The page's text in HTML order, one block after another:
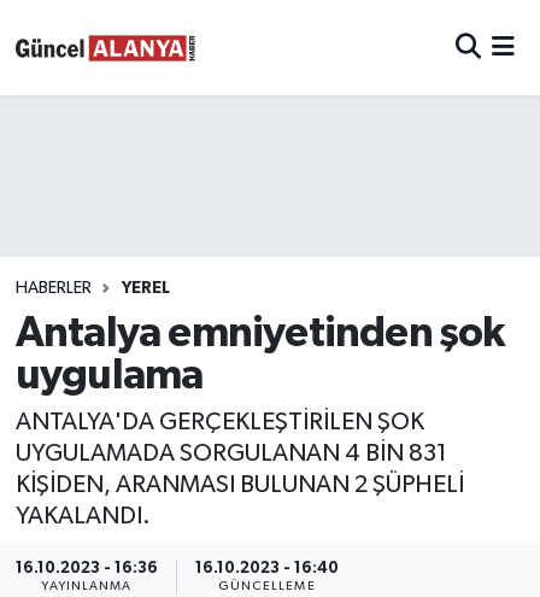
HABERLER YEREL
Antalya emniyetinden şok
uygulama
ANTALYA'DA GERÇEKLEŞTİRİLEN ŞOK
UYGULAMADA SORGULANAN 4 BİN 831
KİŞİDEN, ARANMASI BULUNAN 2 ŞÜPHELİ
YAKALANDI.
16.10.2023 - 16:36
YAYINLANMA
16.10.2023 - 16:40
GÜNCELLEME